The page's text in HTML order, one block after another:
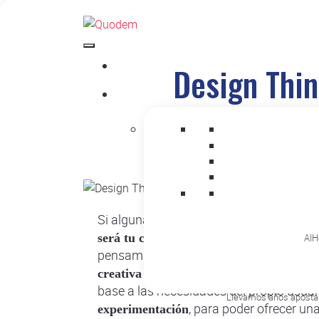
Llevamos años
Design
Si alguna vez te has preguntado qué
será tu compañera perfecta para
pensamiento de diseño,
creativa y centrada en el usuario
base a las necesidades del propio
experimentación, para poder ofrecer una